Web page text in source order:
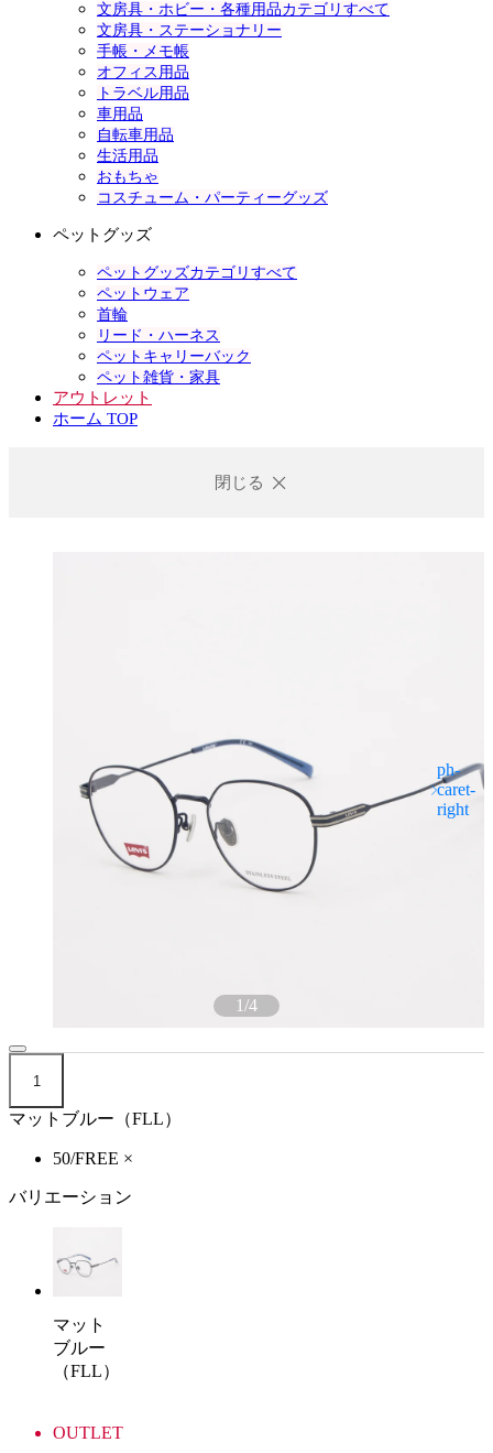
文房具・ホビー・各種用品カテゴリすべて
文房具・ステーショナリー
手帳・メモ帳
オフィス用品
トラベル用品
車用品
自転車用品
生活用品
おもちゃ
コスチューム・パーティーグッズ
ペットグッズ
ペットグッズカテゴリすべて
ペットウェア
首輪
リード・ハーネス
ペットキャリーバック
ペット雑貨・家具
アウトレット
ホーム TOP
閉じる
1/4
1
マットブルー（FLL）
50/FREE ×
バリエーション
マット
ブルー
（FLL）
OUTLET